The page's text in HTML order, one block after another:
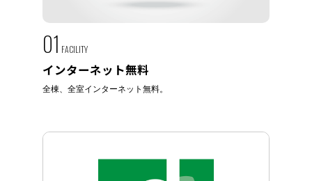
01 FACILITY
インターネット無料
全棟、全室インターネット無料。